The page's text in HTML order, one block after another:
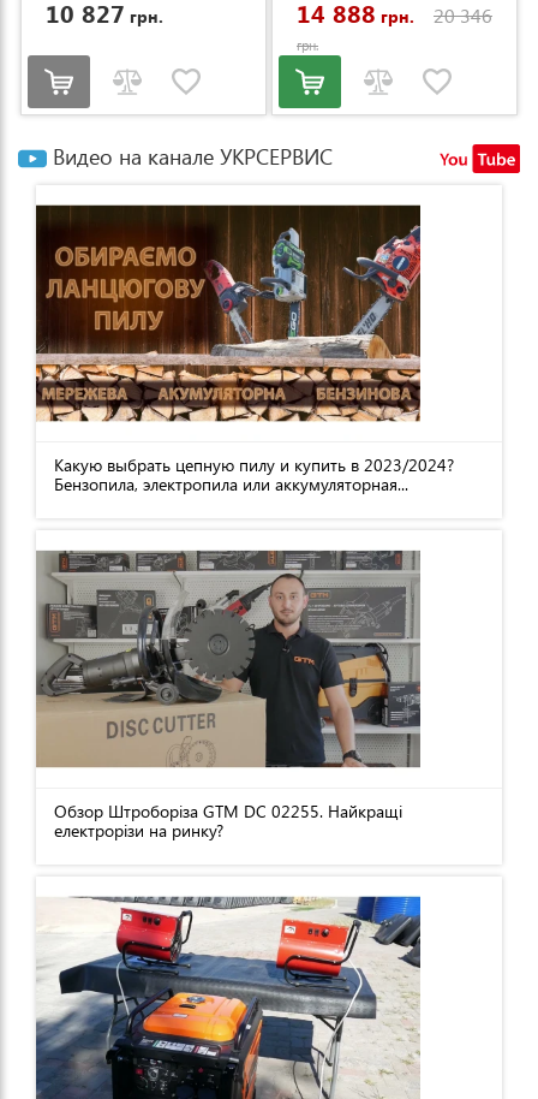
10 827 грн. 14 888 грн. 20 346
грн.
Видео на канале УКРСЕРВИС
Какую выбрать цепную пилу и купить в 2023/2024?
Бензопила, электропила или аккумуляторная...
Обзор Штроборіза GTM DC 02255. Найкращі
електрорізи на ринку?